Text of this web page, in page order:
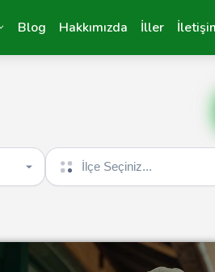
Blog Hakkımızda İller
İlçe seçin